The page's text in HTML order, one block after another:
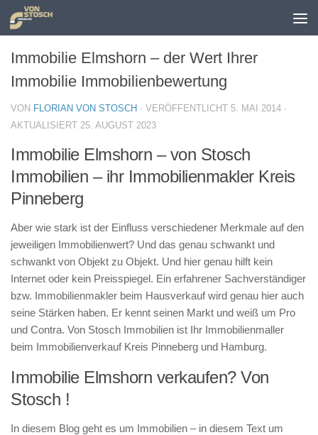
Zum Inhalt springen
Immobilie Elmshorn – der Wert Ihrer
Immobilie Immobilienbewertung
VON FLORIAN VON STOSCH · VERÖFFENTLICHT 5. MAI 2014 ·
AKTUALISIERT 25. AUGUST 2023
Immobilie Elmshorn – von Stosch
Immobilien – ihr Immobilienmakler Kreis
Pinneberg
Aber wie stark ist der Einfluss verschiedener Merkmale auf den
jeweiligen Immobilienwert? Und das genau schwankt und
schwankt von Objekt zu Objekt. Und hier genau hilft kein
Internet oder kein Preisspiegel. Ein erfahrener Sachverständiger
bzw. Immobilienmakler beim Hausverkauf wird genau hier auch
seine Stärken haben. Er kennt seinen Markt und weiß um Pro
und Contra. Von Stosch Immobilien ist Ihr Immobilienmaller
beim Immobilienverkauf Kreis Pinneberg und Hamburg.
Immobilie Elmshorn verkaufen? Von
Stosch !
In diesem Blog geht es um Immobilien – in diesem Text um